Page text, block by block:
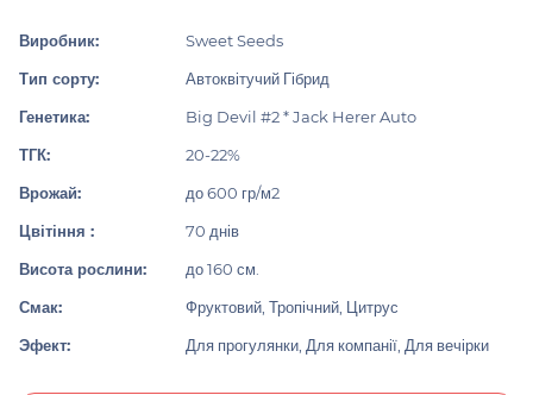
Виробник:
Sweet Seeds
Тип сорту:
Автоквітучий Гібрид
Генетика:
Big Devil #2 * Jack Herer Auto
ТГК:
20-22%
Врожай:
до 600 гр/м2
Цвітіння :
70 днів
Висота рослини:
до 160 см.
Смак:
Фруктовий, Тропічний, Цитрус
Эфект:
Для прогулянки, Для компанії, Для вечірки